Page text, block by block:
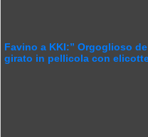
Favino a KKI:” Orgoglioso
girato in pellicola con